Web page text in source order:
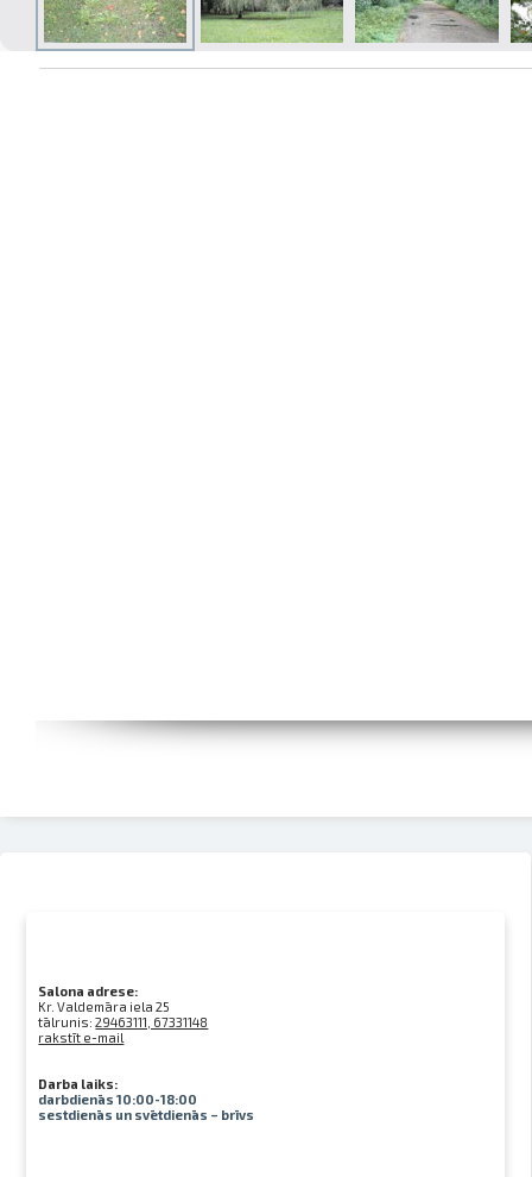
Izdrukas 1h laikā Rīgā – pasūtiet
Salona adrese:
Kr. Valdemāra iela 25
tālrunis:29463111, 67331148
rakstīt e-mail
Darba laiks:
darbdienās 10:00-18:00
sestdienās un svētdienās – brīvs